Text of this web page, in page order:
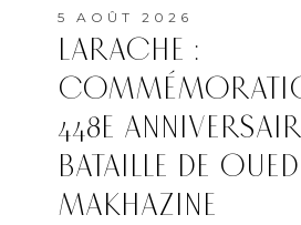
5 AOÛT 2026
LARACHE :
448E
BATAILLE DE
MAKHAZINE